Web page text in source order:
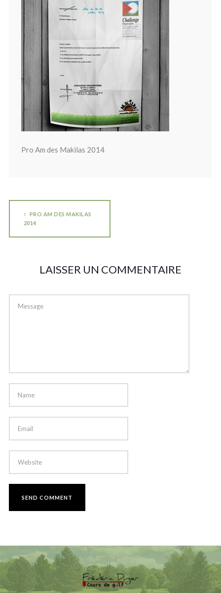
Pro Am des Makilas 2014
PRO AM DES MAKILAS
2014
LAISSER UN COMMENTAIRE